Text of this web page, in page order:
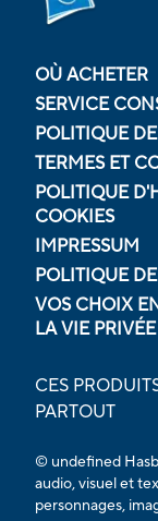
OÙ ACHETER
SERVICE
POLITIQUE
TERMES ET
POLITIQUE
COOKIES
IMPRESSUM
POLITIQUE
VOS CHOIX
LA VIE PRIVÉE
CES
PARTOUT
© undefined
audio, visuel et
personnages,